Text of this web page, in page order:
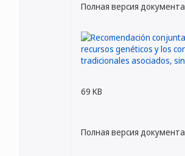
Полная версия документа
69 KB
Полная версия документа